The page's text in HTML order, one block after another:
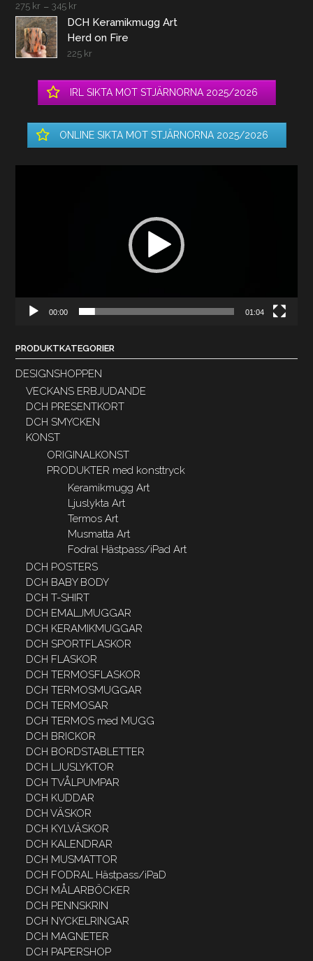
275 kr – 345 kr
DCH Keramikmugg Art
Herd on Fire
225 kr
IRL SIKTA MOT STJÄRNORNA 2025/2026
ONLINE SIKTA MOT STJÄRNORNA 2025/2026
00:00 01:04
PRODUKTKATEGORIER
DESIGNSHOPPEN
VECKANS ERBJUDANDE
DCH PRESENTKORT
DCH SMYCKEN
KONST
ORIGINALKONST
PRODUKTER med konsttryck
Keramikmugg Art
Ljuslykta Art
Termos Art
Musmatta Art
Fodral Hästpass/iPad Art
DCH POSTERS
DCH BABY BODY
DCH T-SHIRT
DCH EMALJMUGGAR
DCH KERAMIKMUGGAR
DCH SPORTFLASKOR
DCH FLASKOR
DCH TERMOSFLASKOR
DCH TERMOSMUGGAR
DCH TERMOSAR
DCH TERMOS med MUGG
DCH BRICKOR
DCH BORDSTABLETTER
DCH LJUSLYKTOR
DCH TVÅLPUMPAR
DCH KUDDAR
DCH VÄSKOR
DCH KYLVÄSKOR
DCH KALENDRAR
DCH MUSMATTOR
DCH FODRAL Hästpass/iPaD
DCH MÅLARBÖCKER
DCH PENNSKRIN
DCH NYCKELRINGAR
DCH MAGNETER
DCH PAPERSHOP